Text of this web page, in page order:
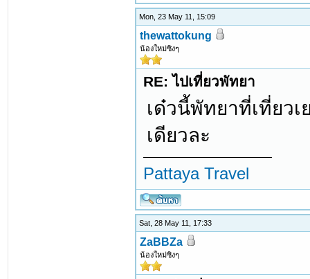
Mon, 23 May 11, 15:09
thewattokung
น้องใหม่ซิงๆ
RE: ไปเที่ยวพัทยา
เด๋วนี้พัทยาที่เที่ยว
เดียวละ
Pattaya Travel
Sat, 28 May 11, 17:33
ZaBBZa
น้องใหม่ซิงๆ